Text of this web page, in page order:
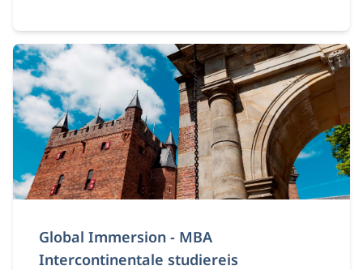
Global Immersion - MBA
Intercontinentale studiereis